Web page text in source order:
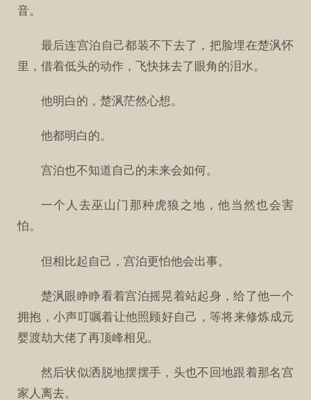
音。
最后连宫泊自己都装不下去了，把脸埋在楚沨怀
里，借着低头的动作，飞快抹去了眼角的泪水。
他明白的，楚沨茫然心想。
他都明白的。
宫泊也不知道自己的未来会如何。
一个人去巫山门那种虎狼之地，他当然也会害
怕。
但相比起自己，宫泊更怕他会出事。
楚沨眼睁睁看着宫泊摇晃着站起身，给了他一个
拥抱，小声叮嘱着让他照顾好自己，等将来修炼成元
婴渡劫大佬了再顶峰相见。
然后状似洒脱地摆摆手，头也不回地跟着那名宫
家人离去。